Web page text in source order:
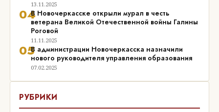
13.11.2025
04В Новочеркасске открыли мурал в честь
ветерана Великой Отечественной войны Галины
Роговой
11.11.2025
05В администрации Новочеркасска назначили
нового руководителя управления образования
07.02.2025
РУБРИКИ